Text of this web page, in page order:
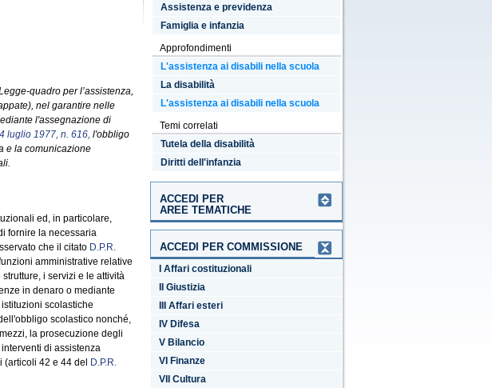
quadro per l’assistenza,
nel garantire nelle
l'assegnazione di
luglio 1977, n. 616, l'obbligo
e la comunicazione
ed, in particolare,
fornire la necessaria
che il citato D.P.R.
amministrative relative
i servizi e le attività
in denaro o mediante
scolastiche
scolastico nonché,
la prosecuzione degli
di assistenza
42 e 44 del
D.P.R.
Assistenza e previdenza
Famiglia e infanzia
Approfondimenti
L'assistenza ai disabili nella scuola
La disabilità
L'assistenza ai disabili nella scuola
Temi correlati
Tutela della disabilità
Diritti dell'infanzia
ACCEDI PER
AREE TEMATICHE
ACCEDI PER COMMISSIONE
I Affari costituzionali
II Giustizia
III Affari esteri
IV Difesa
V Bilancio
VI Finanze
VII Cultura